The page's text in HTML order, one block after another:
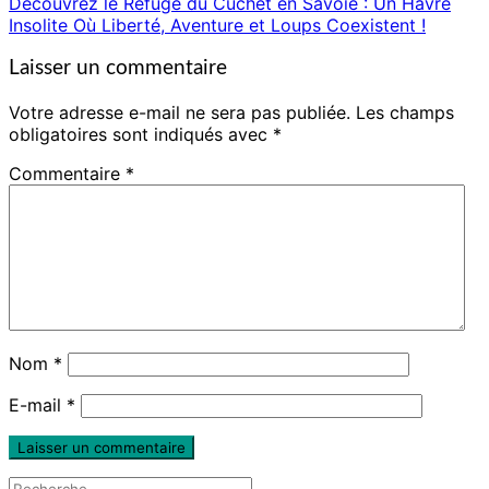
Insolite Où Liberté, Aventure et Loups Coexistent !
Laisser un commentaire
Votre adresse e-mail ne sera pas publiée. Les champs
obligatoires sont indiqués avec *
Commentaire *
Nom *
E-mail *